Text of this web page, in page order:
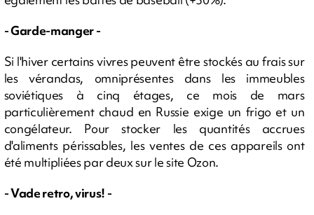
- Garde-manger -
Si l'hiver certains vivres peuvent être stockés au frais sur
les vérandas, omniprésentes dans les immeubles
soviétiques à cinq étages, ce mois de mars
particulièrement chaud en Russie exige un frigo et un
congélateur. Pour stocker les quantités accrues
d'aliments périssables, les ventes de ces appareils ont
été multipliées par deux sur le site Ozon.
- Vade retro, virus! -